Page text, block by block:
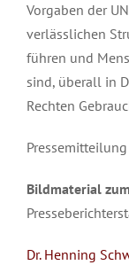
Vorgaben der
verlässlichen
führen und
sind, überall in
Rechten
Bildmaterial
Dr. Henning